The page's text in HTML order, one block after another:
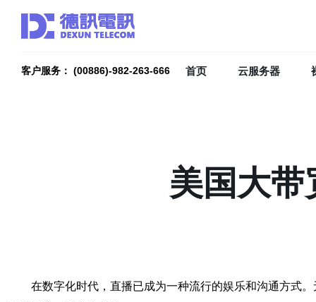
客户服务： (00886)-982-263-666 首页 云服务器
美国大带
在数字化时代，直播已成为一种流行的娱乐和沟通方式